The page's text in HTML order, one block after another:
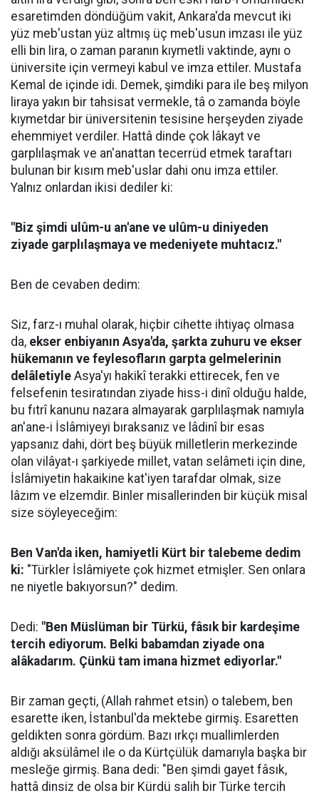
esaretimden döndüğüm vakit, Ankara'da mevcut iki
yüz meb'ustan yüz altmış üç meb'usun imzası ile yüz
elli bin lira, o zaman paranın kıymetli vaktinde, aynı o
üniversite için vermeyi kabul ve imza ettiler. Mustafa
Kemal de içinde idi. Demek, şimdiki para ile beş milyon
liraya yakın bir tahsisat vermekle, tâ o zamanda böyle
kıymetdar bir üniversitenin tesisine herşeyden ziyade
ehemmiyet verdiler. Hattâ dinde çok lâkayt ve
garplılaşmak ve an'anattan tecerrüd etmek taraftarı
bulunan bir kısım meb'uslar dahi onu imza ettiler.
Yalnız onlardan ikisi dediler ki:
"Biz şimdi ulûm-u an'ane ve ulûm-u diniyeden
ziyade garplılaşmaya ve medeniyete muhtacız."
Ben de cevaben dedim:
Siz, farz-ı muhal olarak, hiçbir cihette ihtiyaç olmasa
da, ekser enbiyanın Asya'da, şarkta zuhuru ve ekser
hükemanın ve feylesofların garpta gelmelerinin
delâletiyle Asya'yı hakikî terakki ettirecek, fen ve
felsefenin tesiratından ziyade hiss-i dinî olduğu halde,
bu fıtrî kanunu nazara almayarak garplılaşmak namıyla
an'ane-i İslâmiyeyi bıraksanız ve lâdinî bir esas
yapsanız dahi, dört beş büyük milletlerin merkezinde
olan vilâyat-ı şarkiyede millet, vatan selâmeti için dine,
İslâmiyetin hakaikine kat'iyen tarafdar olmak, size
lâzım ve elzemdir. Binler misallerinden bir küçük misal
size söyleyeceğim:
Ben Van'da iken, hamiyetli Kürt bir talebeme dedim
ki: "Türkler İslâmiyete çok hizmet etmişler. Sen onlara
ne niyetle bakıyorsun?" dedim.
Dedi: "Ben Müslüman bir Türkü, fâsık bir kardeşime
tercih ediyorum. Belki babamdan ziyade ona
alâkadarım. Çünkü tam imana hizmet ediyorlar."
Bir zaman geçti, (Allah rahmet etsin) o talebem, ben
esarette iken, İstanbul'da mektebe girmiş. Esaretten
geldikten sonra gördüm. Bazı ırkçı muallimlerden
aldığı aksülâmel ile o da Kürtçülük damarıyla başka bir
mesleğe girmiş. Bana dedi: "Ben şimdi gayet fâsık,
hattâ dinsiz de olsa bir Kürdü salih bir Türke tercih